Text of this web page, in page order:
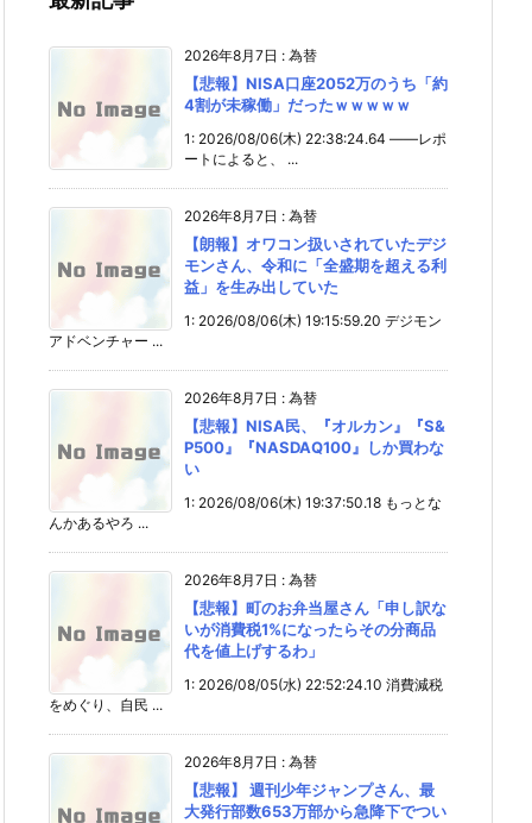
2026年8月7日 : 為替
【悲報】NISA口座2052万のうち「約
4割が未稼働」だったｗｗｗｗｗ
1: 2026/08/06(木) 22:38:24.64 ――レポ
ートによると、 ...
2026年8月7日 : 為替
【朗報】オワコン扱いされていたデジ
モンさん、令和に「全盛期を超える利
益」を生み出していた
1: 2026/08/06(木) 19:15:59.20 デジモン
アドベンチャー ...
2026年8月7日 : 為替
【悲報】NISA民、『オルカン』『S&
P500』『NASDAQ100』しか買わな
い
1: 2026/08/06(木) 19:37:50.18 もっとな
んかあるやろ ...
2026年8月7日 : 為替
【悲報】町のお弁当屋さん「申し訳な
いが消費税1%になったらその分商品
代を値上げするわ」
1: 2026/08/05(水) 22:52:24.10 消費減税
をめぐり、自民 ...
2026年8月7日 : 為替
【悲報】 週刊少年ジャンプさん、最
大発行部数653万部から急降下でつい